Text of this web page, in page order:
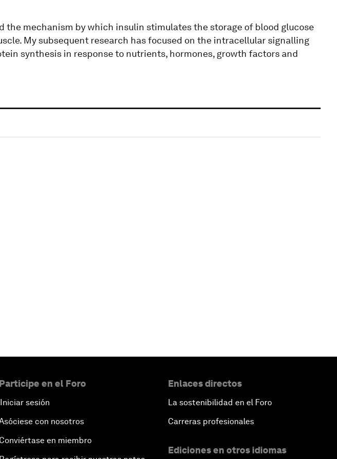
the mechanism by which insulin stimulates the storage of blood glucose
My subsequent research has focused on the intracellular signalling
synthesis in response to nutrients, hormones, growth factors and
Participe en el Foro
Iniciar sesión
con nosotros
Conviértase en miembro
Enlaces directos
La sostenibilidad en el Foro
Carreras profesionales
Ediciones en otros idiomas